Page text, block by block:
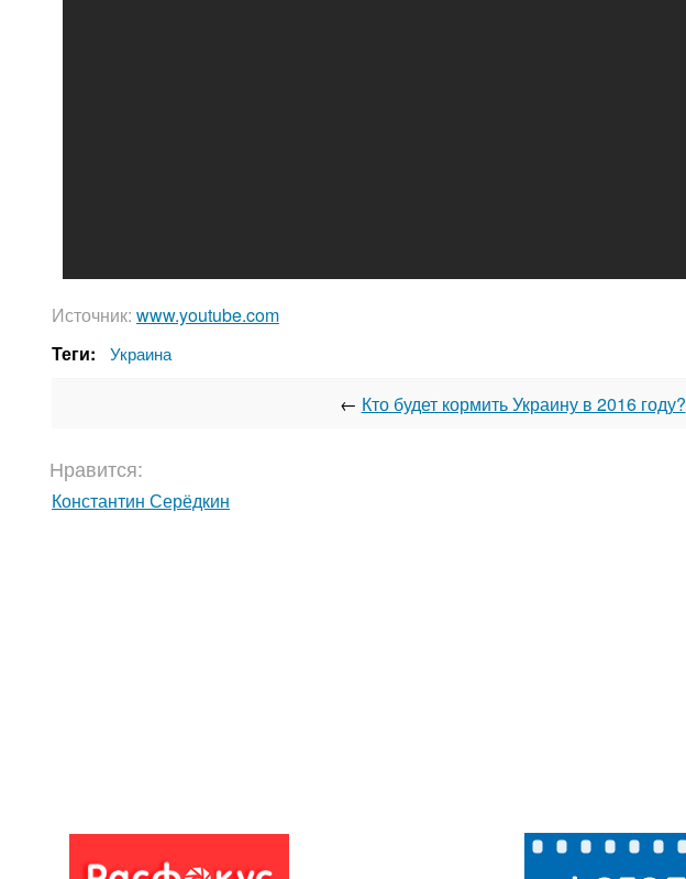
Источник: www.youtube.com
Теги:
Украина
← Кто будет кормить Украину в 2016 году?
Нравится:
Константин Серёдкин